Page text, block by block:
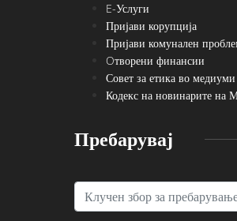
E-Услуги
Пријави корупција
Пријави комунален
Oтворени финансии
Совет за етика во медиуми
Кодекс на новинарите на
Пребарувај